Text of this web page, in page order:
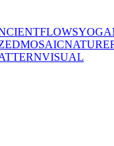
FLOWS
MOSAICNATURE
VISUAL